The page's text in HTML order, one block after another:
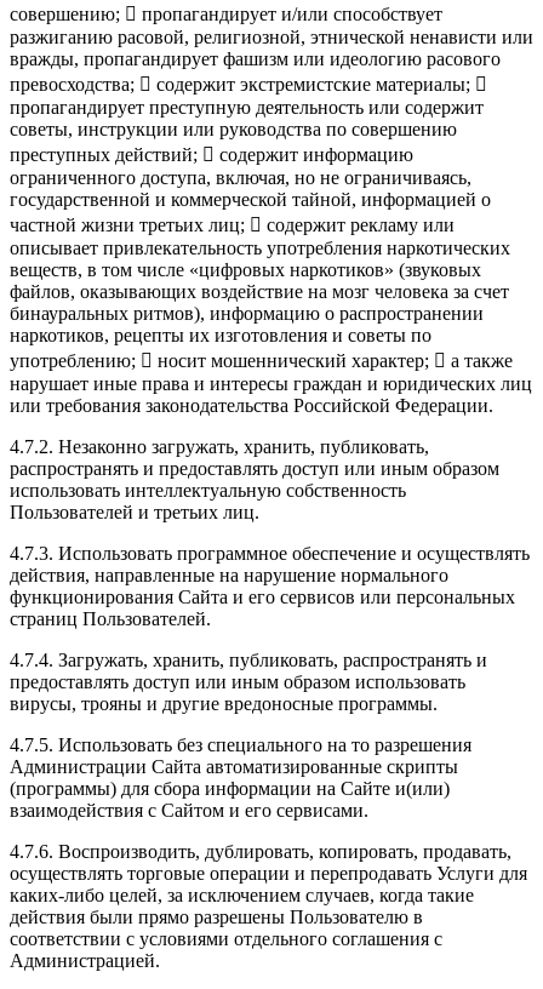
совершению;  пропагандирует и/или способствует
разжиганию расовой, религиозной, этнической ненависти или
вражды, пропагандирует фашизм или идеологию расового
превосходства;  содержит экстремистские материалы; 
пропагандирует преступную деятельность или содержит
советы, инструкции или руководства по совершению
преступных действий;  содержит информацию
ограниченного доступа, включая, но не ограничиваясь,
государственной и коммерческой тайной, информацией о
частной жизни третьих лиц;  содержит рекламу или
описывает привлекательность употребления наркотических
веществ, в том числе «цифровых наркотиков» (звуковых
файлов, оказывающих воздействие на мозг человека за счет
бинауральных ритмов), информацию о распространении
наркотиков, рецепты их изготовления и советы по
употреблению;  носит мошеннический характер;  а также
нарушает иные права и интересы граждан и юридических лиц
или требования законодательства Российской Федерации.
4.7.2. Незаконно загружать, хранить, публиковать,
распространять и предоставлять доступ или иным образом
использовать интеллектуальную собственность
Пользователей и третьих лиц.
4.7.3. Использовать программное обеспечение и осуществлять
действия, направленные на нарушение нормального
функционирования Сайта и его сервисов или персональных
страниц Пользователей.
4.7.4. Загружать, хранить, публиковать, распространять и
предоставлять доступ или иным образом использовать
вирусы, трояны и другие вредоносные программы.
4.7.5. Использовать без специального на то разрешения
Администрации Сайта автоматизированные скрипты
(программы) для сбора информации на Сайте и(или)
взаимодействия с Сайтом и его сервисами.
4.7.6. Воспроизводить, дублировать, копировать, продавать,
осуществлять торговые операции и перепродавать Услуги для
каких-либо целей, за исключением случаев, когда такие
действия были прямо разрешены Пользователю в
соответствии с условиями отдельного соглашения с
Администрацией.